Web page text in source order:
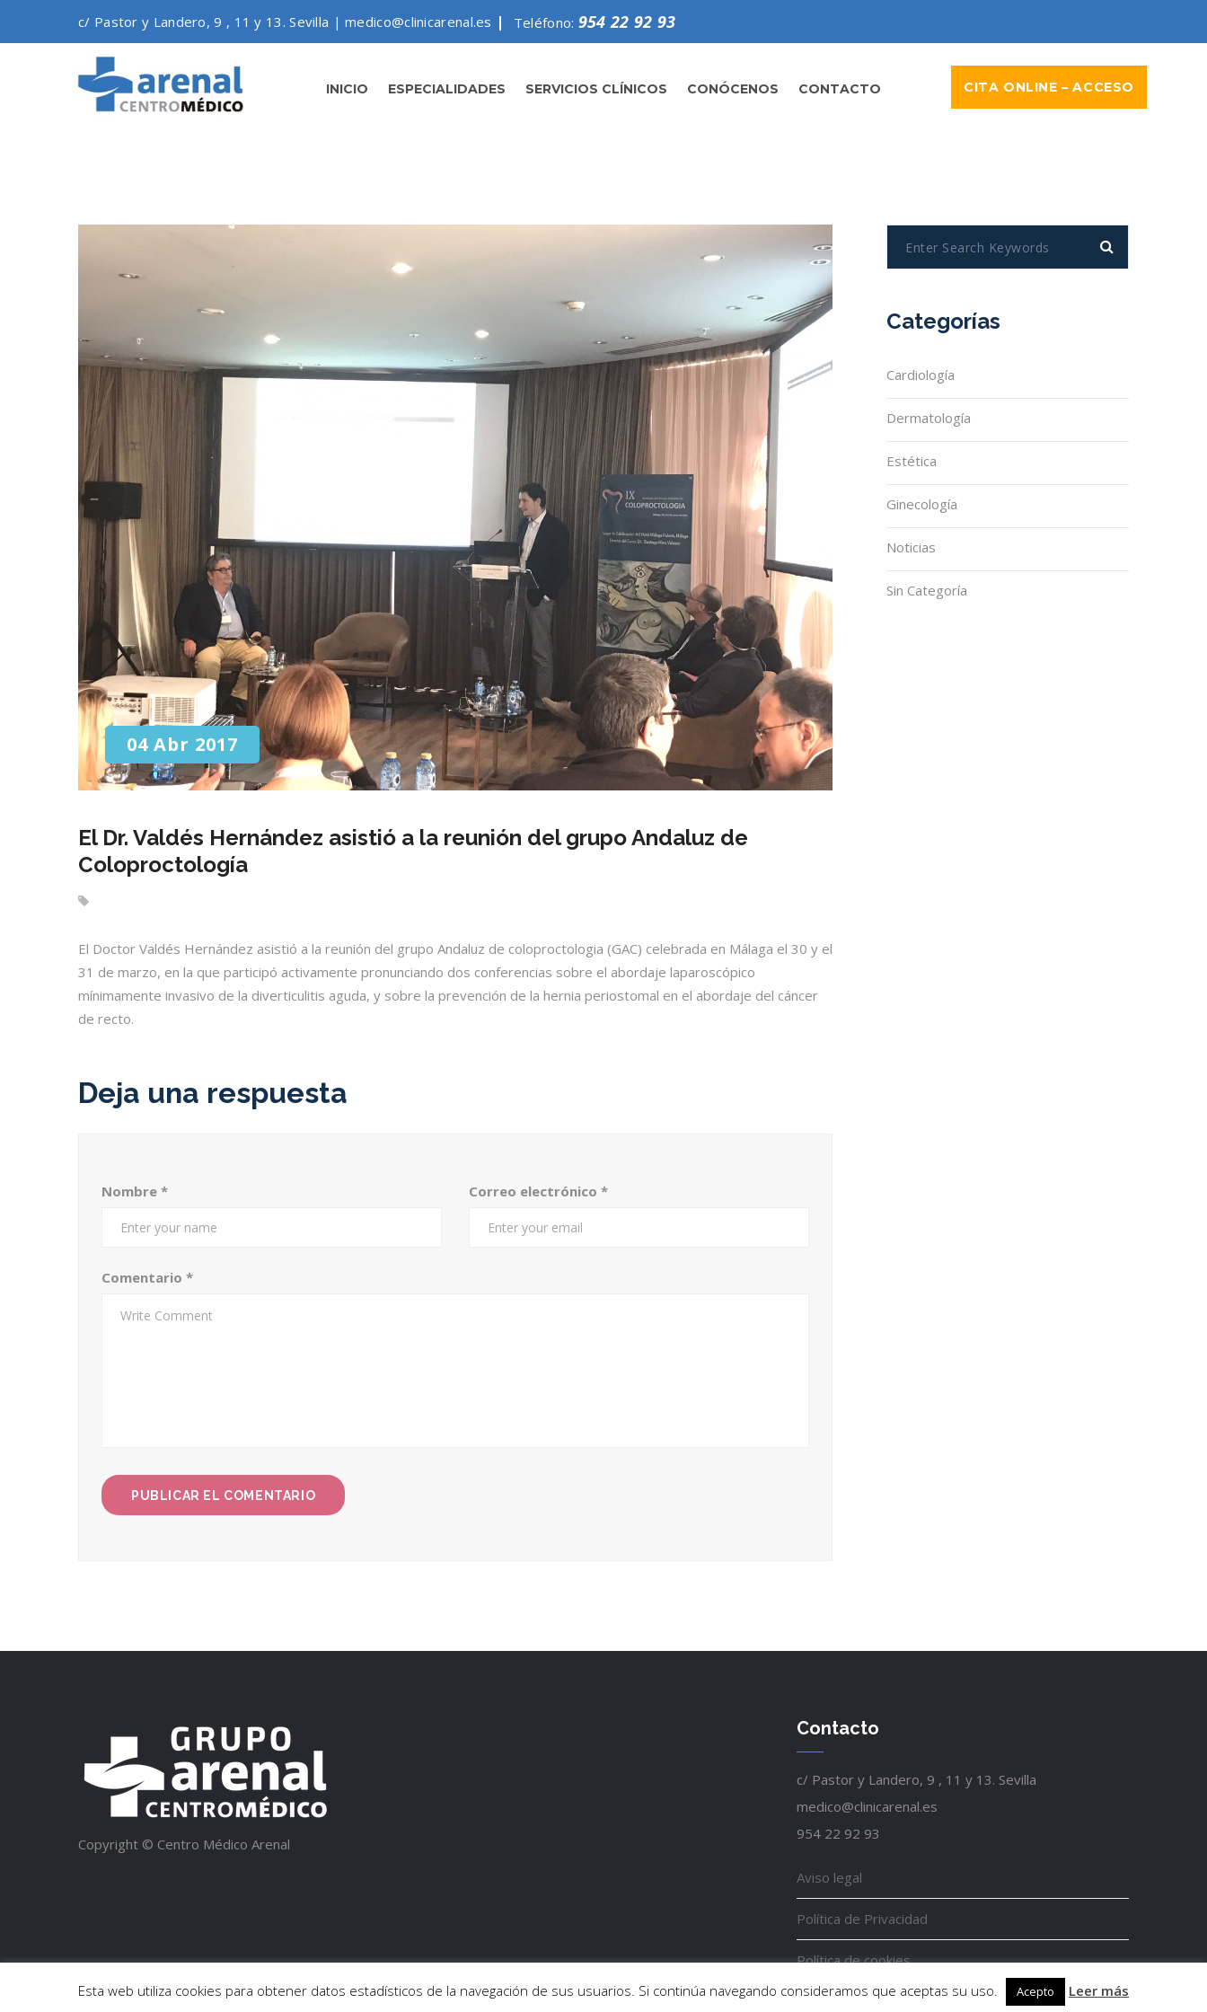
c/ Pastor y Landero, 9 , 11 y 13. Sevilla | medico@clinicarenal.es Teléfono: 954 22 92 93
INICIO ESPECIALIDADES SERVICIOS CLÍNICOS CONÓCENOS CONTACTO CITA ONLINE – ACCESO
04 Abr 2017
El Dr. Valdés Hernández asistió a la reunión del grupo Andaluz de
Coloproctología
El Doctor Valdés Hernández asistió a la reunión del grupo Andaluz de coloproctologia (GAC) celebrada en Málaga el 30 y el
31 de marzo, en la que participó activamente pronunciando dos conferencias sobre el abordaje laparoscópico
mínimamente invasivo de la diverticulitis aguda, y sobre la prevención de la hernia periostomal en el abordaje del cáncer
de recto.
Deja una respuesta
Nombre * Correo electrónico *
Comentario *
Categorías
Cardiología
Dermatología
Estética
Ginecología
Noticias
Sin Categoría
Copyright © Centro Médico Arenal
Contacto
c/ Pastor y Landero, 9 , 11 y 13. Sevilla
medico@clinicarenal.es
954 22 92 93
Aviso legal
Política de Privacidad
Política de cookies
Encuesta de satisfacción
Esta web utiliza cookies para obtener datos estadísticos de la navegación de sus usuarios. Si continúa navegando consideramos que aceptas su uso. Acepto Leer más